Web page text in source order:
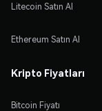
Litecoin Satın Al
Ethereum Satın Al
Kripto Fiyatları
Bitcoin Fiyatı